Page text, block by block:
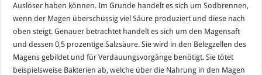
Auslöser haben können. Im Grunde handelt es sich um Sodbrennen,
wenn der Magen überschüssig viel Säure produziert und diese nach
oben steigt. Genauer betrachtet handelt es sich um den Magensaft
und dessen 0,5 prozentige Salzsäure. Sie wird in den Belegzellen des
Magens gebildet und für Verdauungsvorgänge benötigt. Sie tötet
beispielsweise Bakterien ab, welche über die Nahrung in den Magen